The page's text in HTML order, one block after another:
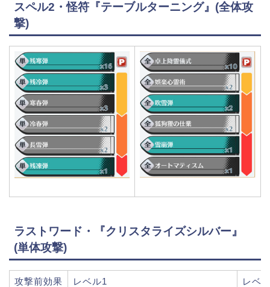
スペル2・怪符『テーブルターニング』(全体攻
撃)
ラストワード・『クリスタライズシルバー』
(単体攻撃)
攻撃前効果 レベル1 レベ